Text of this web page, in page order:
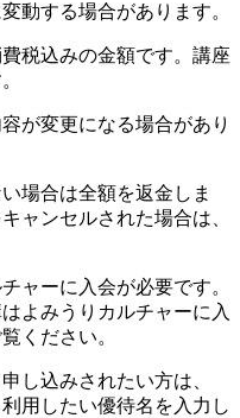
動する場合があります。
税込みの金額です。講座
が変更になる場合があり
場合は全額を返金しま
ャンセルされた場合は、
ャーに入会が必要です。
よみうりカルチャーに入
ください。
し込みされたい方は、
用したい優待名を入力し